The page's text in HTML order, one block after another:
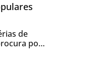
de
por
e
hora de